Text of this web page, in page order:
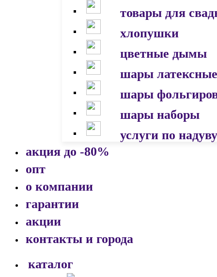
товары для
хлопушки
цветные дымы
шары латексные
шары
шары наборы
услуги по надуву
акция до -80%
опт
о компании
гарантии
акции
контакты и города
каталог